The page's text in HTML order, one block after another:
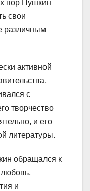
пор Пушкин
свои
различным
активной
с
творчество
и его
литературы.
обращался к
и